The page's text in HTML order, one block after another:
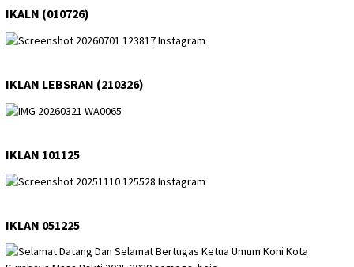
IKALN (010726)
IKLAN LEBSRAN (210326)
IKLAN 101125
IKLAN 051225